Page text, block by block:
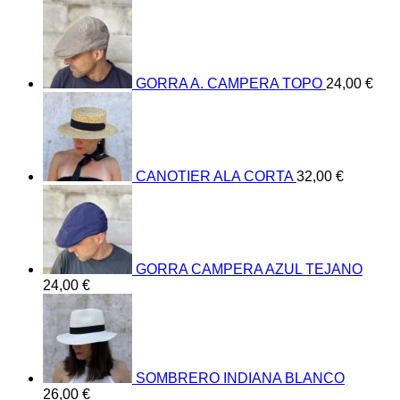
GORRA A. CAMPERA TOPO 24,00 €
CANOTIER ALA CORTA 32,00 €
GORRA CAMPERA AZUL TEJANO
24,00 €
SOMBRERO INDIANA BLANCO
26,00 €